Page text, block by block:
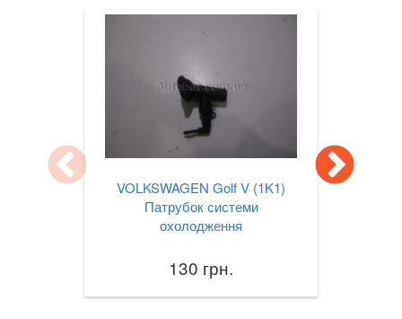
Jetta Mk V A5 (1K2, 1K5)
Jetta Mk VI A6 (5C6)
Jetta Mk VII A7
Multivan T5 (7HM, 7HF)
Passat B6 (3С2, 3С5)
VOLKSWAGEN Golf V (1K1)
Патрубок системи
охолодження
130 грн.